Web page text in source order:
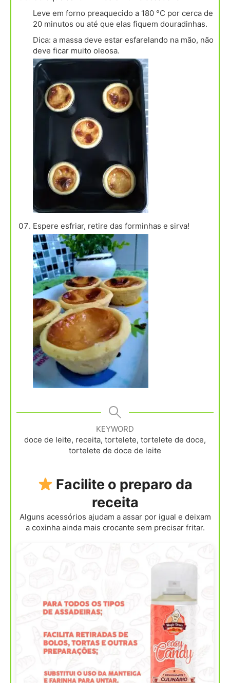
Leve em forno preaquecido a 180 °C por cerca de
20 minutos ou até que elas fiquem douradinhas.
Dica: a massa deve estar esfarelando na mão, não
deve ficar muito oleosa.
Espere esfriar, retire das forminhas e sirva!
KEYWORD
doce de leite, receita, tortelete, tortelete de doce,
tortelete de doce de leite
Facilite o preparo da
receita
Alguns acessórios ajudam a assar por igual e deixam
a coxinha ainda mais crocante sem precisar fritar.